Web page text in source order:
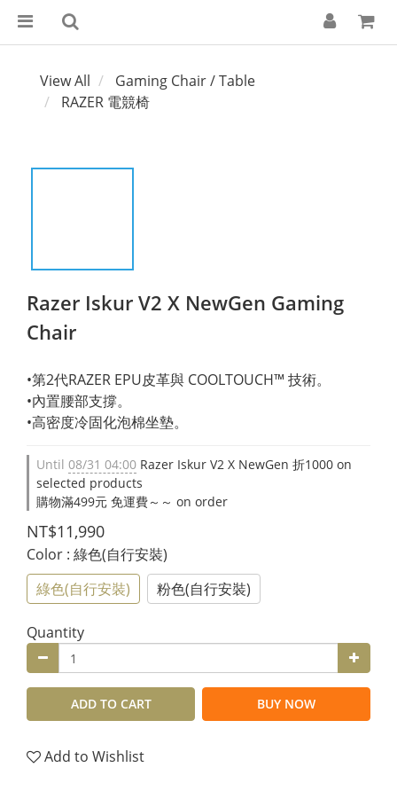
View All
Gaming Chair / Table
RAZER 電競椅
Razer Iskur V2 X NewGen Gaming
Chair
•第2代RAZER EPU皮革與 COOLTOUCH™ 技術。
•內置腰部支撐。
•高密度冷固化泡棉坐墊。
Until 08/31 04:00 Razer Iskur V2 X NewGen 折1000 on
selected products
購物滿499元 免運費～～ on order
NT$11,990
Color : 綠色(自行安裝)
綠色(自行安裝)
粉色(自行安裝)
Quantity
ADD TO CART BUY NOW
Add to Wishlist